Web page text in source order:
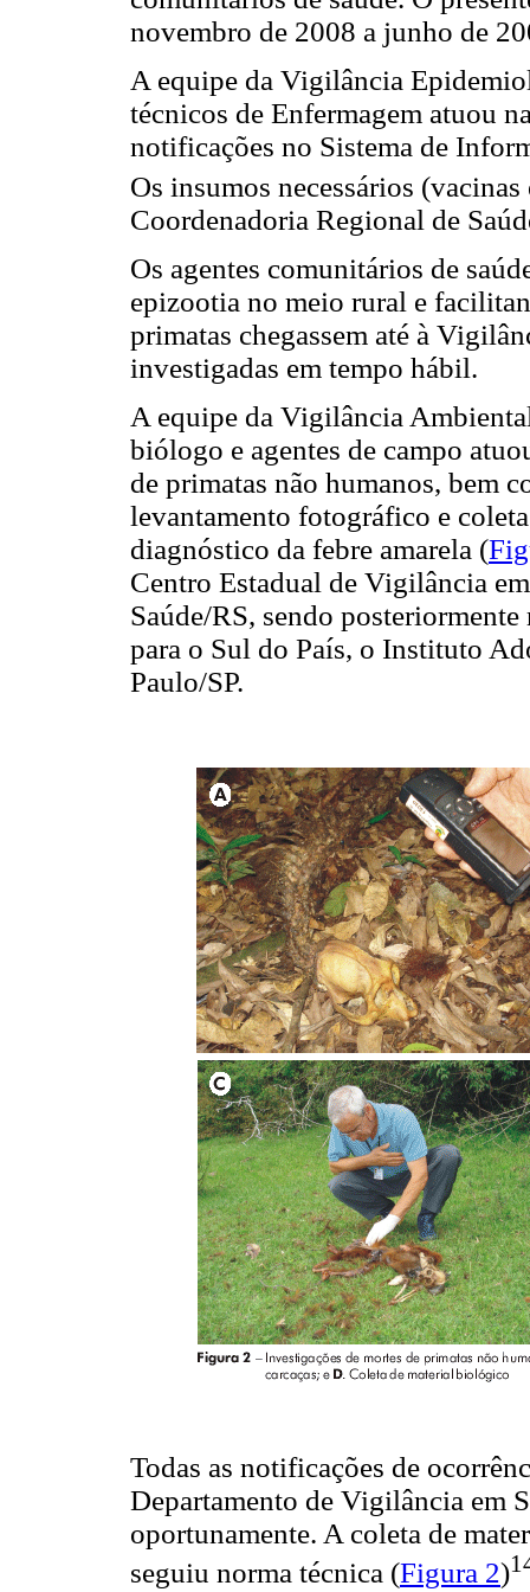
novembro de 2008 a junho de
A equipe da Vigilância
técnicos de Enfermagem atuou
notificações no Sistema de
Os insumos necessários
Coordenadoria Regional de
Os agentes comunitários de
epizootia no meio rural e
primatas chegassem até à
investigadas em tempo hábil.
A equipe da Vigilância
biólogo e agentes de campo
de primatas não humanos, bem
levantamento fotográfico e
diagnóstico da febre amarela (
Centro Estadual de Vigilância
Saúde/RS, sendo
para o Sul do País, o Instituto
Paulo/SP.
Todas as notificações de
Departamento de Vigilância em
oportunamente. A coleta de
seguiu norma técnica (Figura 2)